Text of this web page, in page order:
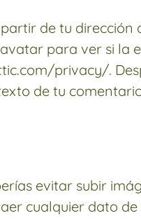
de tu
para ver si la
privacy/.
de tu
evitar subir
cualquier dato